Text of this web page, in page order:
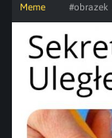
Meme #obrazek